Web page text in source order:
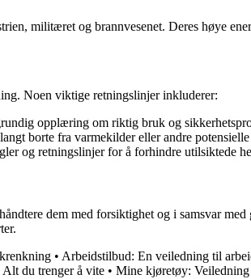
militæret og brannvesenet. Deres høye
Noen viktige retningslinjer inkluderer:
opplæring om riktig bruk og
borte fra varmekilder eller andre potensielle
og retningslinjer for å forhindre utilsiktede
dem med forsiktighet og i samsvar
• Arbeidstilbud: En veiledning til
du trenger å vite • Mine kjøretøy: